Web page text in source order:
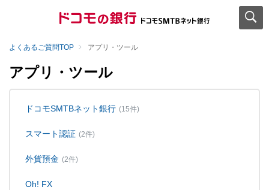
よくあるご質問TOP アプリ・ツール
アプリ・ツール
ドコモSMTBネット銀行 (15件)
スマート認証 (2件)
外貨預金 (2件)
Oh! FX